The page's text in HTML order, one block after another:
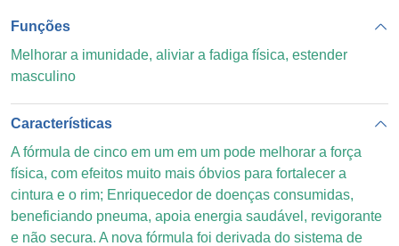
Funções
Melhorar a imunidade, aliviar a fadiga física, estender
masculino
Características
A fórmula de cinco em um em um pode melhorar a força
física, com efeitos muito mais óbvios para fortalecer a
cintura e o rim; Enriquecedor de doenças consumidas,
beneficiando pneuma, apoia energia saudável, revigorante
e não secura. A nova fórmula foi derivada do sistema de